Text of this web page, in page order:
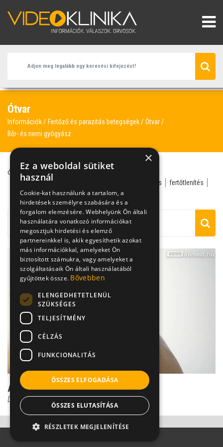
Ótvar
Információk Fertőző és parazitás betegségek
Ótvar
Bőr- és nemi gyógyász
ótvar
bőr- és nemi gyógyász
bőrviszketés
fertőtlenítés
genny
A gerincvelőben bujkáló herpesz
Dr. Tisza Tímea
×
Ez a weboldal sütiket
használ
Cookie-kat használunk a tartalom, a
hirdetések személyre szabására és a
forgalom elemzésére. Webhelyünk Ön általi
használatára vonatkozó információkat
megosztjuk hirdetési és elemző
partnereinkkel is, akik egyesíthetik azokat
más információkkal, amelyeket Ön
biztosított számukra, vagy amelyeket a
szolgáltatásaik Ön általi használatából
gyűjtöttek össze. Bővebben
ELENGEDHETETLENÜL
SZÜKSÉGES
TELJESÍTMÉNY
CÉLZÁS
FUNKCIONALITÁS
ÖSSZES ELFOGADÁSA
ÖSSZES ELUTASÍTÁSA
RÉSZLETEK MEGJELENÍTÉSE